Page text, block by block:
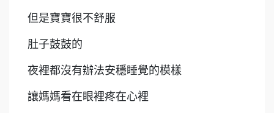
但是寶寶很不舒服
肚子鼓鼓的
夜裡都沒有辦法安穩睡覺的模樣
讓媽媽看在眼裡疼在心裡